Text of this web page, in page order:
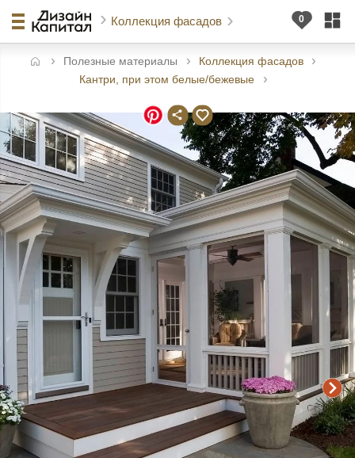
Коллекция фасадов
Полезные материалы
Коллекция фасадов
Кантри, при этом белые/бежевые